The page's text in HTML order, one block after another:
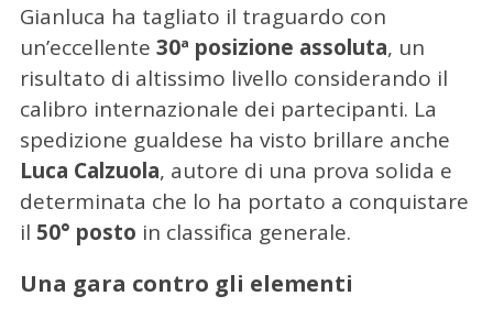
Gianluca ha tagliato il traguardo con
un’eccellente 30ª posizione assoluta, un
risultato di altissimo livello considerando il
calibro internazionale dei partecipanti. La
spedizione gualdese ha visto brillare anche
Luca Calzuola, autore di una prova solida e
determinata che lo ha portato a conquistare
il 50° posto in classifica generale.
Una gara contro gli elementi